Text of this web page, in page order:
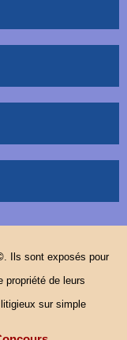
. Ils sont exposés pour
propriété de leurs
sur simple